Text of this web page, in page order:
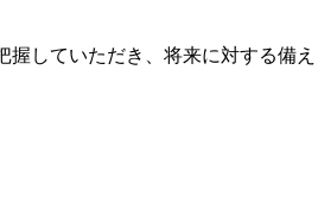
していただき、将来に対する備え